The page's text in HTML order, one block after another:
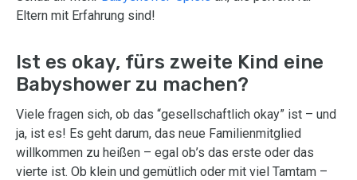
Eltern mit Erfahrung sind!
Ist es okay, fürs zweite Kind eine
Babyshower zu machen?
Viele fragen sich, ob das “gesellschaftlich okay” ist – und
ja, ist es! Es geht darum, das neue Familienmitglied
willkommen zu heißen – egal ob’s das erste oder das
vierte ist. Ob klein und gemütlich oder mit viel Tamtam –